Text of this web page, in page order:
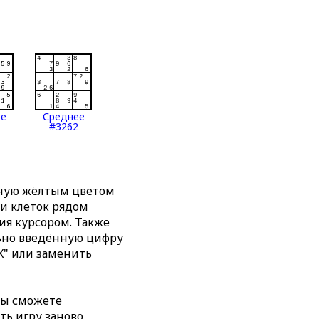
Среднее
#3262
жёлтым цветом
клеток рядом
курсором. Также
введённую цифру
или заменить
сможете